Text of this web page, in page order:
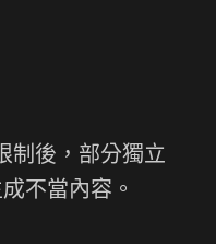
制後，部分獨立
不當內容。